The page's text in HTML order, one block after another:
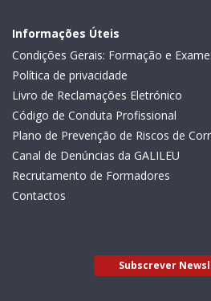
Informações Úteis
Condições Gerais: Formação e
Política de privacidade
Livro de Reclamações Eletrónico
Código de Conduta Profissional
Plano de Prevenção de Riscos de
Canal de Denúncias da GALILEU
Recrutamento de Formadores
Contactos
Subscrever